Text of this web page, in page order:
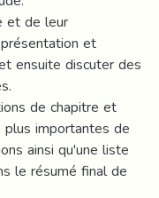
et de leur
et
ensuite discuter des
de chapitre et
importantes de
ainsi qu'une liste
le résumé final de